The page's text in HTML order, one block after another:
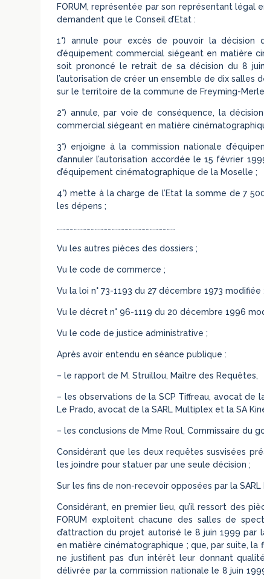
FORUM, représentée par son représentant légal
demandent que le Conseil d’Etat :
1°) annule pour excès de pouvoir la
d’équipement commercial siégeant en matière
soit prononcé le retrait de sa décision du 8
l’autorisation de créer un ensemble de dix
sur le territoire de la commune de Freyming-
2°) annule, par voie de conséquence, la
commercial siégeant en matière
3°) enjoigne à la commission nationale
d’annuler l’autorisation accordée le 15 février
d’équipement cinématographique de la Moselle ;
4°) mette à la charge de l’Etat la somme de 7
les dépens ;
…………………………………………………………………………
Vu les autres pièces des dossiers ;
Vu le code de commerce ;
Vu la loi n° 73-1193 du 27 décembre 1973 modifiée ;
Vu le décret n° 96-1119 du 20 décembre 1996
Vu le code de justice administrative ;
Après avoir entendu en séance publique :
– le rapport de M. Struillou, Maître des Requêtes,
– les observations de la SCP Tiffreau, avocat de
Le Prado, avocat de la SARL Multiplex et la SA
– les conclusions de Mme Roul, Commissaire du
Considérant que les deux requêtes susvisées
les joindre pour statuer par une seule décision ;
Sur les fins de non-recevoir opposées par la
Considérant, en premier lieu, qu’il ressort des
FORUM exploitent chacune des salles de
d’attraction du projet autorisé le 8 juin 1999 par
en matière cinématographique ; que, par suite,
ne justifient pas d’un intérêt leur donnant
délivrée par la commission nationale le 8 juin